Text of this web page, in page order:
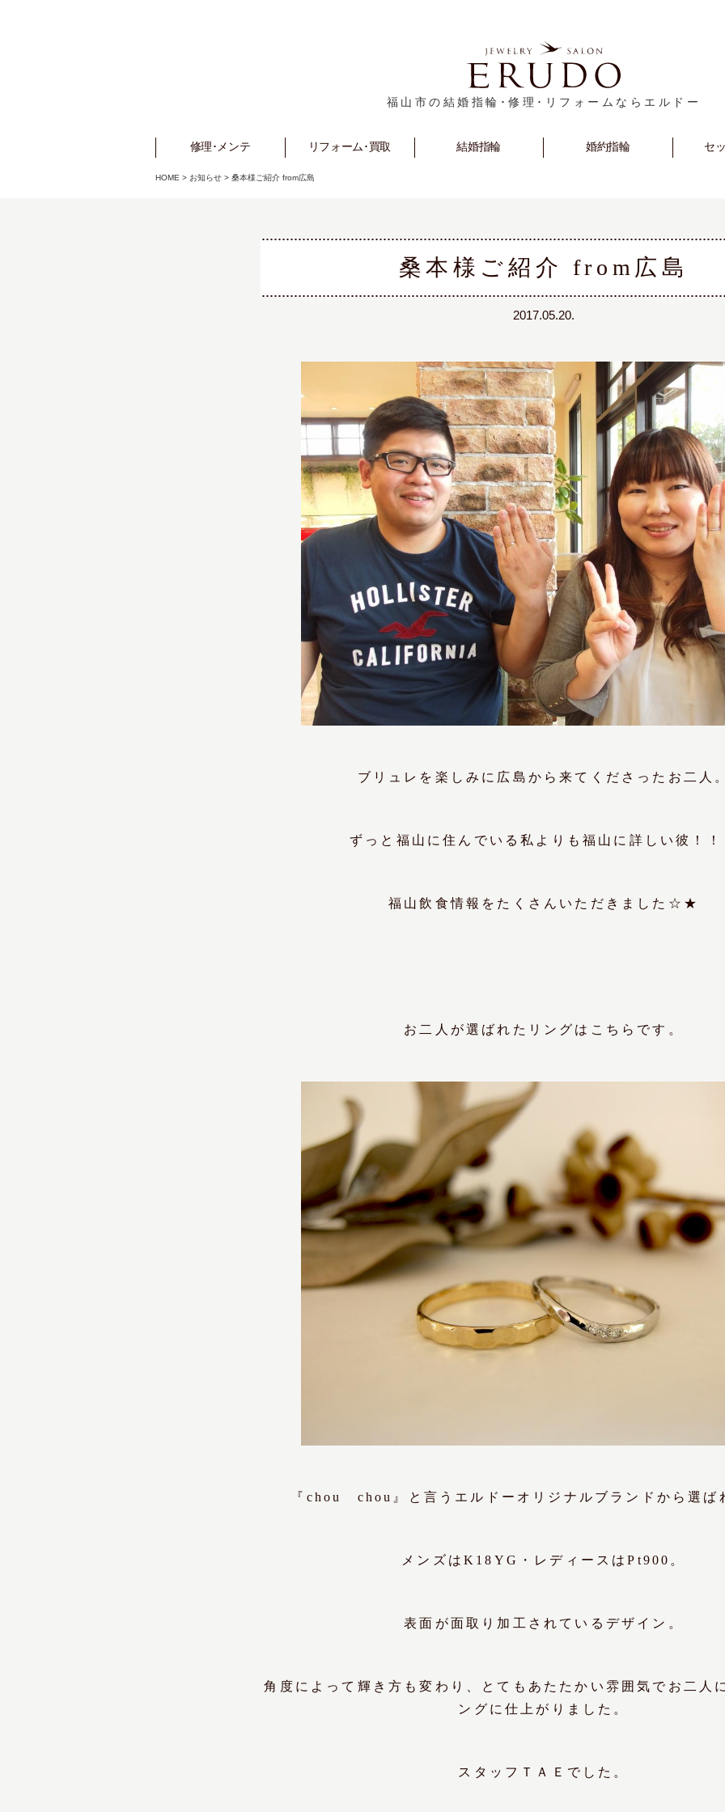
福山市の結婚指輪･修理･リフォームならエルドー
修理･メンテ
Repair リフォーム･買取
Reform 結婚指輪
Marriage 婚約指輪
Engagement セ
HOME > お知らせ > 桑本様ご紹介 from広島
桑本様ご紹介 from広島
2017.05.20.
ブリュレを楽しみに広島から来てくださったお二人
ずっと福山に住んでいる私よりも福山に詳しい彼！！
福山飲食情報をたくさんいただきました☆★
お二人が選ばれたリングはこちらです。
『chou chou』と言うエルドーオリジナルブランドから選ば
メンズはK18YG・レディースはPt900。
表面が面取り加工されているデザイン。
角度によって輝き方も変わり、とてもあたたかい雰囲気でお二人
ングに仕上がりました。
スタッフＴＡＥでした。